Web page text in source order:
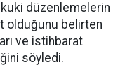
düzenlemelerin
olduğunu belirten
ve istihbarat
söyledi.